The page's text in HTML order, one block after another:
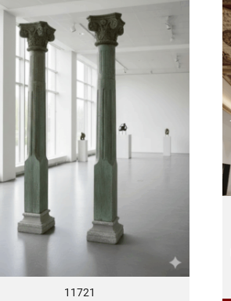
11721